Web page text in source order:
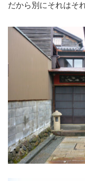
だから別にそれはそ